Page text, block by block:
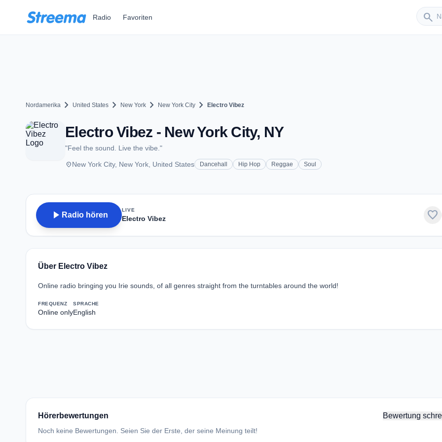
Radio Favoriten search
Nordamerika chevron_right United States chevron_right New York chevron_right New York City chevron_right Electro Vibez
Electro Vibez - New York City, NY
"Feel the sound. Live the vibe."
placeNew York City, New York, United States Dancehall Hip Hop Reggae Soul
play_arrow Radio hören
LIVE
Electro Vibez favorite
Über Electro Vibez
Online radio bringing you Irie sounds, of all genres straight from the turntables around the world!
FREQUENZ
Online only
SPRACHE
English
Hörerbewertungen Bewertung
Noch keine Bewertungen. Seien Sie der Erste, der seine Meinung teilt!